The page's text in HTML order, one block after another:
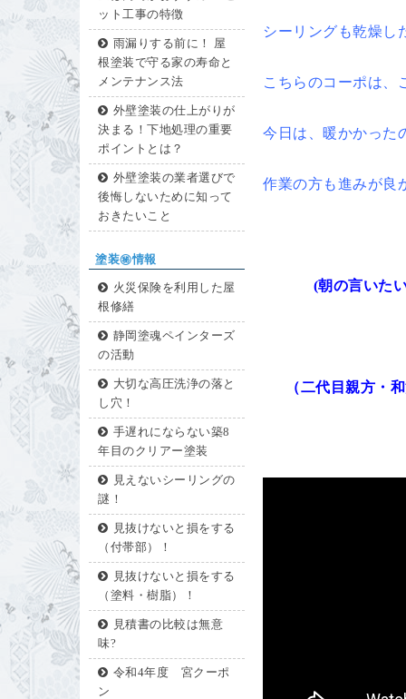
ット工事の特徴
雨漏りする前に！ 屋
根塗装で守る家の寿命と
メンテナンス法
外壁塗装の仕上がりが
決まる！下地処理の重要
ポイントとは？
外壁塗装の業者選びで
後悔しないために知って
おきたいこと
塗装㊙情報
火災保険を利用した屋
根修繕
静岡塗魂ペインターズ
の活動
大切な高圧洗浄の落と
し穴！
手遅れにならない築8
年目のクリアー塗装
見えないシーリングの
謎！
見抜けないと損をする
（付帯部）！
見抜けないと損をする
（塗料・樹脂）！
見積書の比較は無意
味?
令和4年度 宮クーポ
ン
シーリングも乾燥し
こちらのコーポは、
今日は、暖かかった
作業の方も進みが良
(朝の言いた
（二代目親方・